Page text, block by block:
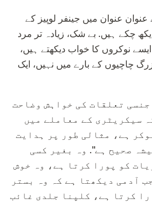
عنوان میں جینفر لوپیز کے
چکے ہیں. بے شک، زیادہ تر مرد
نوکروں کا خواب دیکھتے ہیں،
چاچیوں کے بارے میں نہیں، ایک
تعلقات کی خواہش وضاحت
سیکریٹری کے معاملے میں
ہے، مثالی طور پر ہدایت
صحیح ہے". وہ بغیر کسی
کو پورا کرتا ہے، وہ خوش
آدمی دیکھتا ہے کہ وہ بستر
کرتا ہے، کلپنا جلدی غائب